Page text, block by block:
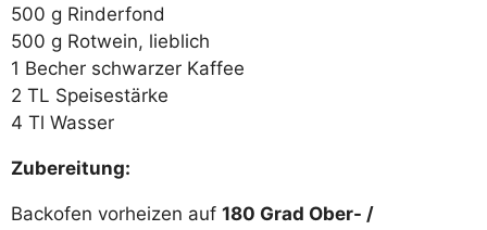
500 g Rinderfond
500 g Rotwein, lieblich
1 Becher schwarzer Kaffee
2 TL Speisestärke
4 Tl Wasser
Zubereitung:
Backofen vorheizen auf 180 Grad Ober- /